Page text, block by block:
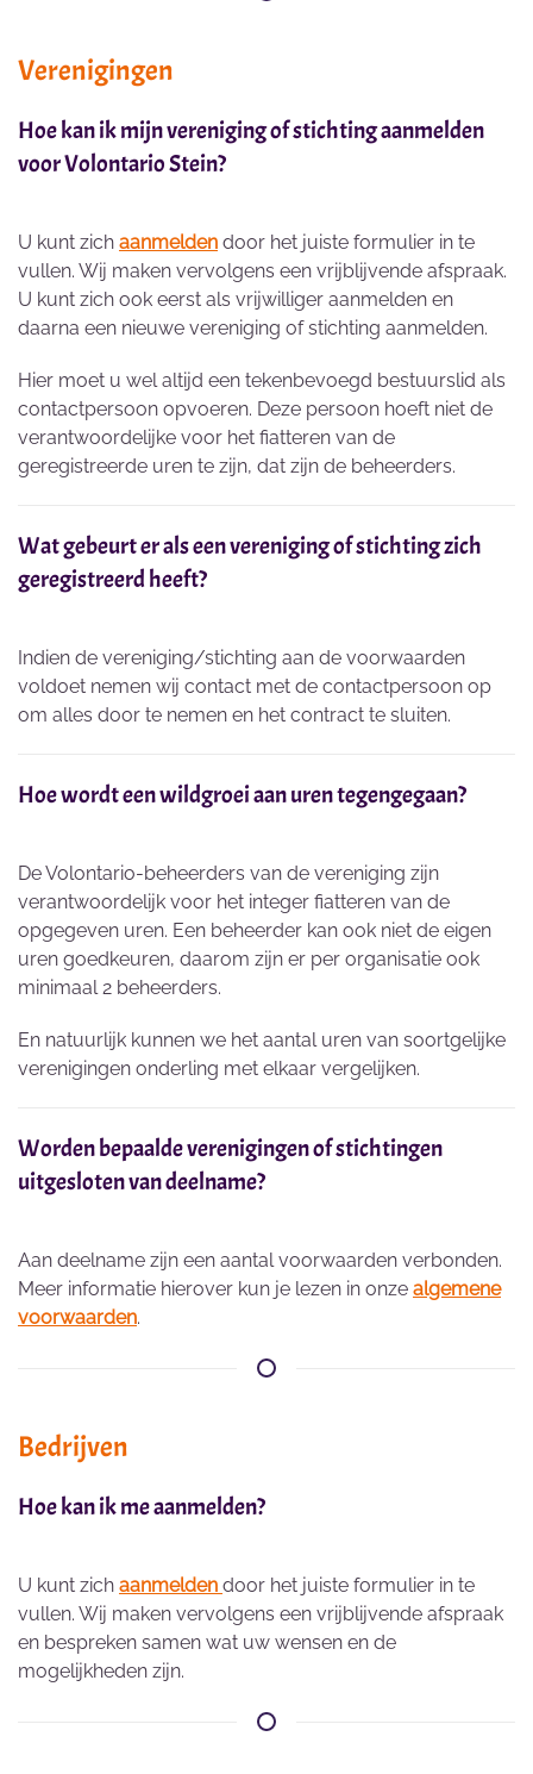
Verenigingen
Hoe kan ik mijn vereniging of stichting aanmelden
voor Volontario Stein?
U kunt zich aanmelden door het juiste formulier in te
vullen. Wij maken vervolgens een vrijblijvende afspraak.
U kunt zich ook eerst als vrijwilliger aanmelden en
daarna een nieuwe vereniging of stichting aanmelden.
Hier moet u wel altijd een tekenbevoegd bestuurslid als
contactpersoon opvoeren. Deze persoon hoeft niet de
verantwoordelijke voor het fiatteren van de
geregistreerde uren te zijn, dat zijn de beheerders.
Wat gebeurt er als een vereniging of stichting zich
geregistreerd heeft?
Indien de vereniging/stichting aan de voorwaarden
voldoet nemen wij contact met de contactpersoon op
om alles door te nemen en het contract te sluiten.
Hoe wordt een wildgroei aan uren tegengegaan?
De Volontario-beheerders van de vereniging zijn
verantwoordelijk voor het integer fiatteren van de
opgegeven uren. Een beheerder kan ook niet de eigen
uren goedkeuren, daarom zijn er per organisatie ook
minimaal 2 beheerders.
En natuurlijk kunnen we het aantal uren van soortgelijke
verenigingen onderling met elkaar vergelijken.
Worden bepaalde verenigingen of stichtingen
uitgesloten van deelname?
Aan deelname zijn een aantal voorwaarden verbonden.
Meer informatie hierover kun je lezen in onze algemene
voorwaarden.
Bedrijven
Hoe kan ik me aanmelden?
U kunt zich aanmelden door het juiste formulier in te
vullen. Wij maken vervolgens een vrijblijvende afspraak
en bespreken samen wat uw wensen en de
mogelijkheden zijn.